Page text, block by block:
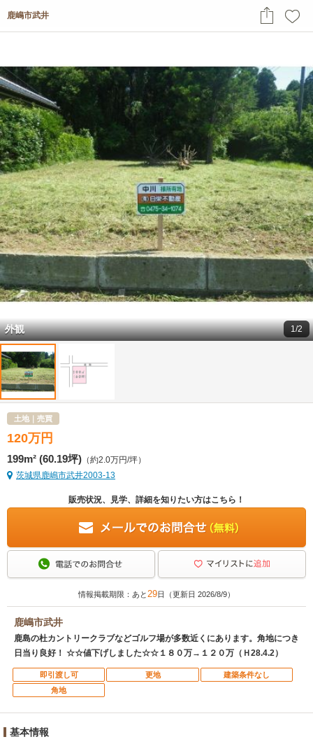
外観 1/2
鹿嶋市武井
土地｜売買
120万 円
199m² (60.19坪) （約2.0万円/坪）
茨城県鹿嶋市武井2003-13
販売状況、見学、詳細を知りたい方はこちら！
情報掲載期限：あと 29日（更新日 2026/8/9）
鹿嶋市武井
鹿島の杜カントリークラブなどゴルフ場が多数近くにあります。角地につき
日当り良好！ ☆☆値下げしました☆☆１８０万→１２０万（Ｈ28.4.2）
即引渡し可 更地
建築条件なし
角地
基本情報